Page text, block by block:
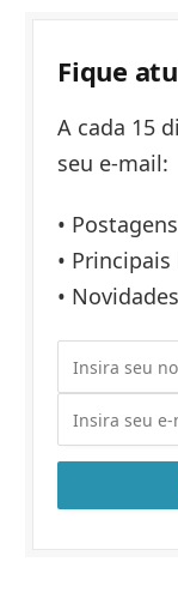
Fique
A cada 15
seu e-mail:
•
•
• Novidades